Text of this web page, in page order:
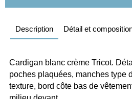
Description Détail et
Cardigan blanc crème Tricot.
poches plaquées, manches type
texture, bord côte bas de